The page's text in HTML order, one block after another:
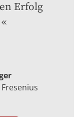
Erfolg